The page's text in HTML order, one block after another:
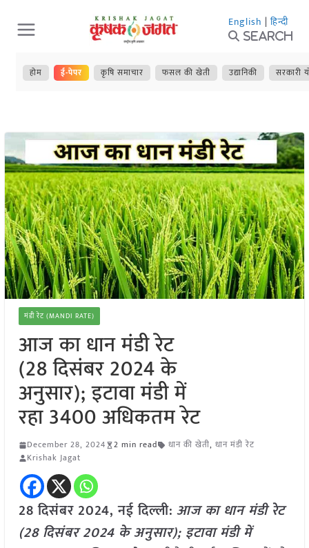
Skip
to
content
English | हिन्दी
Search
होम ई-पेपर कृषि समाचार फसल की खेती उद्यानिकी सरकारी
मंडी रेट (MANDI RATE)
आज का धान मंडी रेट
(28 दिसंबर 2024 के
अनुसार); इटावा मंडी में
रहा 3400 अधिकतम रेट
December 28, 2024 2 min read धान की खेती, धान मंडी रेट
Krishak Jagat
28 दिसंबर 2024, नई दिल्ली: आज का धान मंडी रेट
(28 दिसंबर 2024 के अनुसार); इटावा मंडी में